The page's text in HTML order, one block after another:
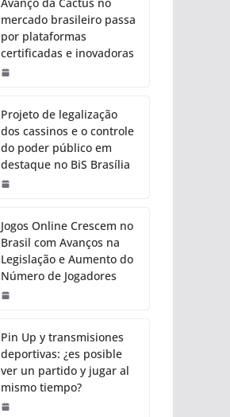
mercado brasileiro passa
por plataformas
certificadas e inovadoras
Projeto de legalização
dos cassinos e o controle
do poder público em
destaque no BiS Brasília
Jogos Online Crescem no
Brasil com Avanços na
Legislação e Aumento do
Número de Jogadores
Pin Up y transmisiones
deportivas: ¿es posible
ver un partido y jugar al
mismo tiempo?